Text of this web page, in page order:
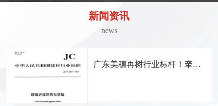
新闻资讯
news
广东美穗再树行业标杆！牵头